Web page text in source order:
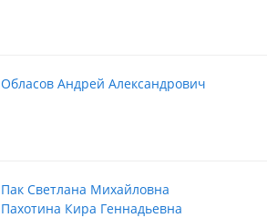
Обласов Андрей Александрович
Пак Светлана Михайловна
Пахотина Кира Геннадьевна